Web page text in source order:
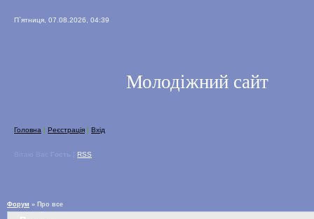
П`ятниця, 07.08.2026, 04:39
Молодіжний сайт
Головна | Реєстрація | Вхід
RSS
Форум » Про все